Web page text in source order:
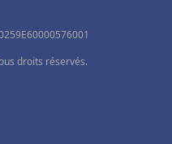
droits réservés.